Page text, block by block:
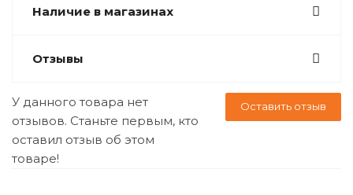
Наличие в магазинах
Отзывы
Оставить отзыв
У данного товара нет
отзывов. Станьте первым, кто
оставил отзыв об этом
товаре!